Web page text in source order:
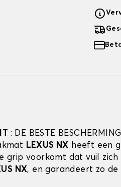
: DE BESTE
LEXUS NX heeft een
grip voorkomt dat vuil
NX, en garandeert zo